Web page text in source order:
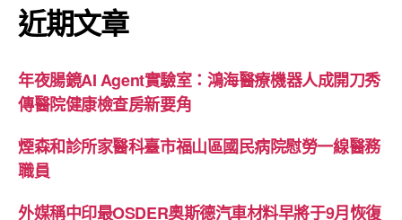
近期文章
年夜腸鏡AI Agent實驗室：鴻海醫療機器人成開刀秀
傳醫院健康檢查房新要角
煙森和診所家醫科臺市福山區國民病院慰勞一線醫務
職員
外媒稱中印最OSDER奧斯德汽車材料早將于9月恢復